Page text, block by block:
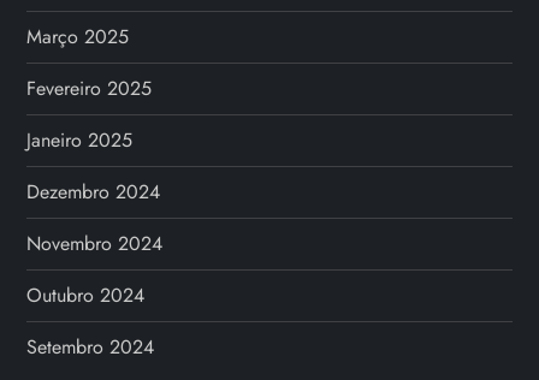
Março 2025
Fevereiro 2025
Janeiro 2025
Dezembro 2024
Novembro 2024
Outubro 2024
Setembro 2024